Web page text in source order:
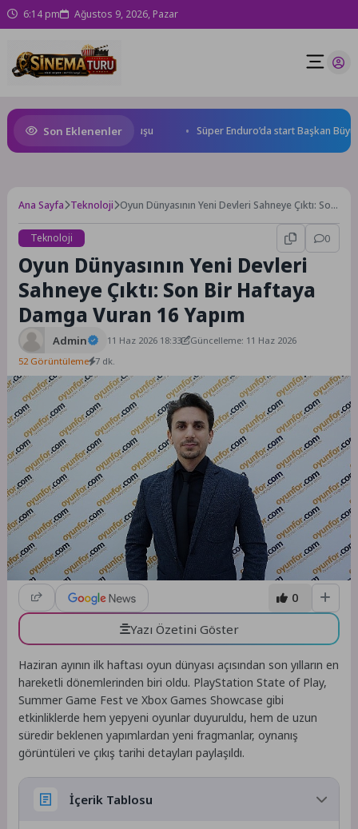
6:14 pm Ağustos 9, 2026, Pazar
Son Eklenenler
özel asfalt dokunuşu Süper Enduro’da start Başkan
Ana Sayfa Teknoloji Oyun Dünyasının Yeni Devleri Sahneye Çıktı: Son
Teknoloji
0
Oyun Dünyasının Yeni Devleri
Sahneye Çıktı: Son Bir Haftaya
Damga Vuran 16 Yapım
Admin 11 Haz 2026 18:33
Güncelleme: 11 Haz 2026
52 Görüntüleme 7 dk.
0
Yazı Özetini Göster
Haziran ayının ilk haftası oyun dünyası açısından son yılların en
hareketli dönemlerinden biri oldu. PlayStation State of Play,
Summer Game Fest ve Xbox Games Showcase gibi
etkinliklerde hem yepyeni oyunlar duyuruldu, hem de uzun
süredir beklenen yapımlardan yeni fragmanlar, oynanış
görüntüleri ve çıkış tarihi detayları paylaşıldı.
İçerik Tablosu